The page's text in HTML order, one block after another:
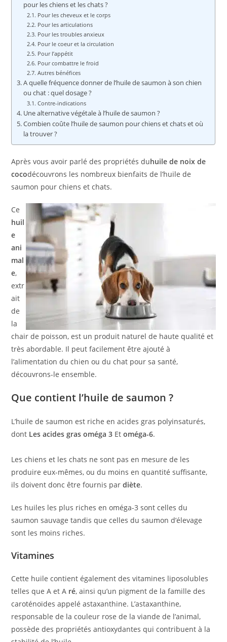
pour les chiens et les chats ?
Pour les cheveux et le corps
Pour les articulations
Pour les troubles anxieux
Pour le coeur et la circulation
Pour l’appétit
Pour combattre le froid
Autres bénéfices
A quelle fréquence donner de l’huile de saumon à son chien
ou chat : quel dosage ?
Contre-indications
Une alternative végétale à l’huile de saumon ?
Combien coûte l’huile de saumon pour chiens et chats et où
la trouver ?
Après vous avoir parlé des propriétés duhuile de noix de
cocodécouvrons les nombreux bienfaits de l’huile de
saumon pour chiens et chats.
Ce
huil
e
ani
mal
e,
extr
ait
de
la
chair de poisson, est un produit naturel de haute qualité et
très abordable. Il peut facilement être ajouté à
l’alimentation du chien ou du chat pour sa santé,
découvrons-le ensemble.
Que contient l’huile de saumon ?
L’huile de saumon est riche en acides gras polyinsaturés,
dont Les acides gras oméga 3 Etoméga-6.
Les chiens et les chats ne sont pas en mesure de les
produire eux-mêmes, ou du moins en quantité suffisante,
ils doivent donc être fournis pardiète.
Les huiles les plus riches en oméga-3 sont celles du
saumon sauvage tandis que celles du saumon d’élevage
sont les moins riches.
Vitamines
Cette huile contient également des vitamines liposolubles
telles que A et A ré, ainsi qu’un pigment de la famille des
caroténoïdes appelé astaxanthine. L’astaxanthine,
responsable de la couleur rose de la viande de l’animal,
possède des propriétés antioxydantes qui contribuent à la